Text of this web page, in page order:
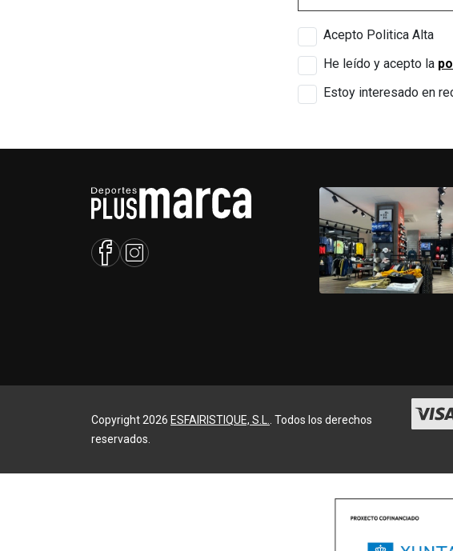
Acepto Politica Alta
He leído y acepto la
Estoy interesado en
Copyright 2026 ESFAIRISTIQUE, S.L.
. Todos los derechos
reservados.